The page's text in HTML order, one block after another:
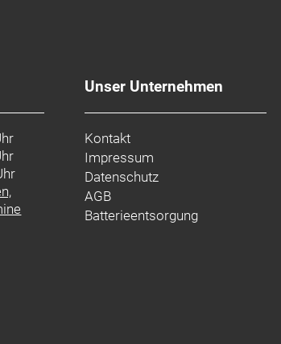
Unser Unternehmen
Kontakt
Impressum
Datenschutz
AGB
Batterieentsorgung